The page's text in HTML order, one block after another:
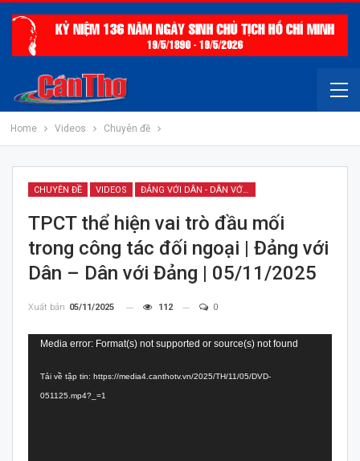
Home Videos Chuyên đề
CHUYÊN ĐỀ VIDEOS ĐẢNG VỚI DÂN - DÂN VỚI ĐẢNG
TPCT thể hiện vai trò đầu mối
trong công tác đối ngoại | Đảng với
Dân – Dân với Đảng | 05/11/2025
Xuất bản 05/11/2025 112 0
Trình
Video
Media error: Format(s) not supported or source(s) not found
Tải về tập tin: https://media4.canthotv.vn/2025/TH/11/05/DVD-
051125.mp4?_=1